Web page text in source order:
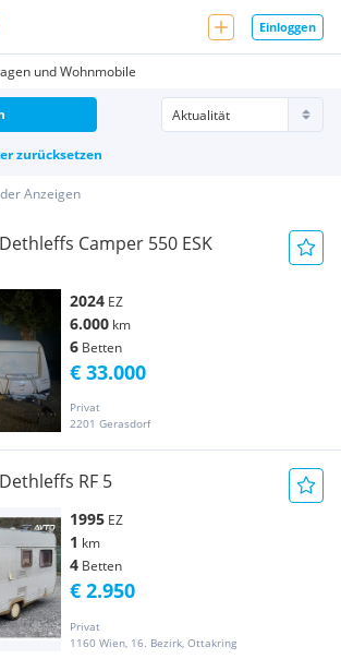
Einloggen
und Wohnmobile
zurücksetzen
Anzeigen
Camper 550 ESK
2024 EZ
6.000 km
6 Betten
Privat
2201 Gerasdorf
€ 33.000
RF 5
1995 EZ
1 km
4 Betten
Privat
1160 Wien, 16. Bezirk, Ottakring
€ 2.950